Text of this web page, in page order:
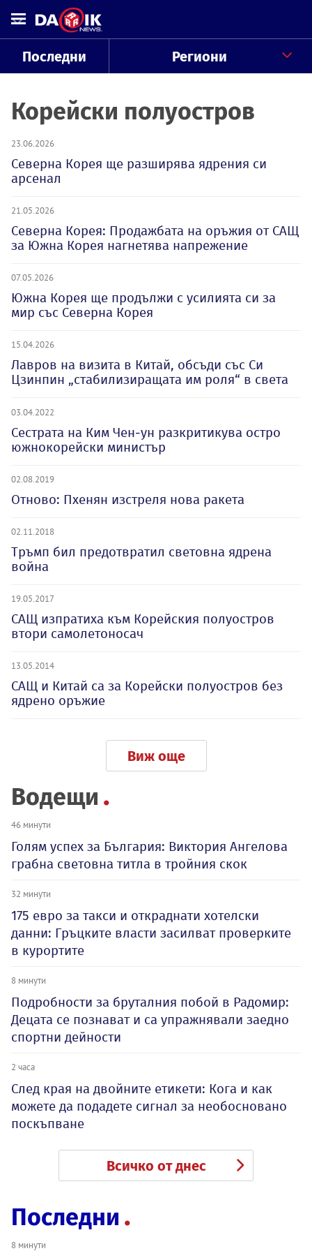
Последни Региони
Корейски полуостров
23.06.2026
Северна Корея ще разширява ядрения си
арсенал
21.05.2026
Северна Корея: Продажбата на оръжия от САЩ
за Южна Корея нагнетява напрежение
07.05.2026
Южна Корея ще продължи с усилията си за
мир със Северна Корея
15.04.2026
Лавров на визита в Китай, обсъди със Си
Цзинпин „стабилизиращата им роля“ в света
03.04.2022
Сестрата на Ким Чен-ун разкритикува остро
южнокорейски министър
02.08.2019
Отново: Пхенян изстреля нова ракета
02.11.2018
Тръмп бил предотвратил световна ядрена
война
19.05.2017
САЩ изпратиха към Корейския полуостров
втори самолетоносач
13.05.2014
САЩ и Китай са за Корейски полуостров без
ядрено оръжие
Виж още
Водещи
46 минути
Голям успех за България: Виктория Ангелова
грабна световна титла в тройния скок
32 минути
175 евро за такси и откраднати хотелски
данни: Гръцките власти засилват проверките
в курортите
8 минути
Подробности за бруталния побой в Радомир:
Децата се познават и са упражнявали заедно
спортни дейности
2 часа
След края на двойните етикети: Кога и как
можете да подадете сигнал за необосновано
поскъпване
Всичко от днес
Последни
8 минути